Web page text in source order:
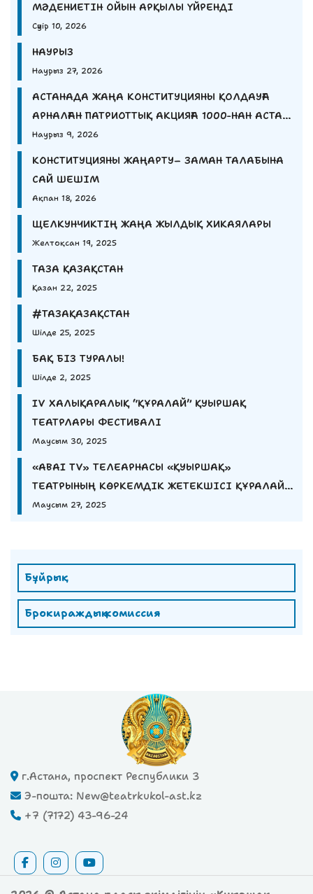
МӘДЕНИЕТІН ОЙЫН АРҚЫЛЫ ҮЙРЕНДІ
Сәуір 10, 2026
НАУРЫЗ
Наурыз 27, 2026
АСТАНАДА ЖАҢА КОНСТИТУЦИЯНЫ ҚОЛДАУҒА
АРНАЛҒАН ПАТРИОТТЫҚ АКЦИЯҒА 1000-НАН АСТАМ
ЖАС ҚАТЫСТЫ.
Наурыз 9, 2026
КОНСТИТУЦИЯНЫ ЖАҢАРТУ– ЗАМАН ТАЛАБЫНА
САЙ ШЕШІМ
Ақпан 18, 2026
ЩЕЛКУНЧИКТІҢ ЖАҢА ЖЫЛДЫҚ ХИКАЯЛАРЫ
Желтоқсан 19, 2025
ТАЗА ҚАЗАҚСТАН
Қазан 22, 2025
#ТАЗАҚАЗАҚСТАН
Шілде 25, 2025
БАҚ БІЗ ТУРАЛЫ!
Шілде 2, 2025
IV ХАЛЫҚАРАЛЫҚ “ҚҰРАЛАЙ” ҚУЫРШАҚ
ТЕАТРЛАРЫ ФЕСТИВАЛІ
Маусым 30, 2025
«ABAI TV» ТЕЛЕАРНАСЫ «ҚУЫРШАҚ»
ТЕАТРЫНЫҢ КӨРКЕМДІК ЖЕТЕКШІСІ ҚҰРАЛАЙ
ЕШМҰРАТОВАНЫҢ СҰХБАТЫН ҰСЫНАДЫ
Маусым 27, 2025
Бұйрық
Брокираждық комиссия
г.Астана, проспект Республики 3
Э-пошта: New@teatrkukol-ast.kz
+7 (7172) 43-96-24